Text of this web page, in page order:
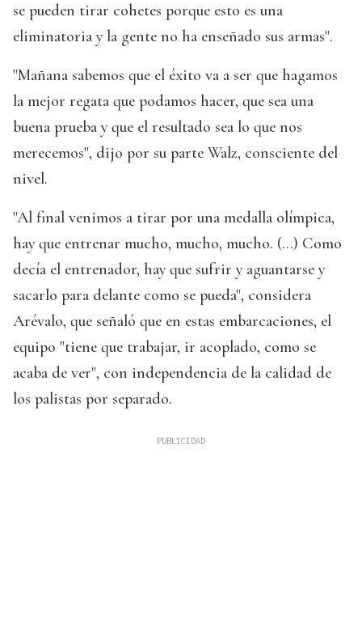
se pueden tirar cohetes porque esto es una
eliminatoria y la gente no ha enseñado sus armas".
"Mañana sabemos que el éxito va a ser que hagamos
la mejor regata que podamos hacer, que sea una
buena prueba y que el resultado sea lo que nos
merecemos", dijo por su parte Walz, consciente del
nivel.
"Al final venimos a tirar por una medalla olímpica,
hay que entrenar mucho, mucho, mucho. (...) Como
decía el entrenador, hay que sufrir y aguantarse y
sacarlo para delante como se pueda", considera
Arévalo, que señaló que en estas embarcaciones, el
equipo "tiene que trabajar, ir acoplado, como se
acaba de ver", con independencia de la calidad de
los palistas por separado.